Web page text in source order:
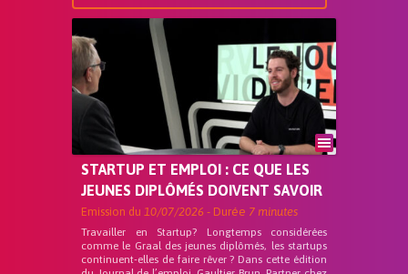
STARTUP ET EMPLOI : CE QUE LES
JEUNES DIPLÔMÉS DOIVENT SAVOIR
Emission du 10/07/2026 - Durée 7 minutes
Travailler en Startup? Longtemps considérées
comme le Graal des jeunes diplômés, les startups
continuent-elles de faire rêver ? Dans cette édition